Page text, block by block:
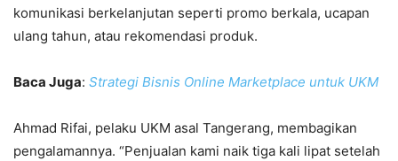
komunikasi berkelanjutan seperti promo berkala, ucapan
ulang tahun, atau rekomendasi produk.
Baca Juga: Strategi Bisnis Online Marketplace untuk UKM
Ahmad Rifai, pelaku UKM asal Tangerang, membagikan
pengalamannya. “Penjualan kami naik tiga kali lipat setelah